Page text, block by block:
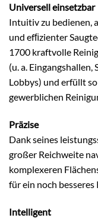
Universell einsetzbar
Intuitiv zu bedienen,
und efﬁzienter
1700 kraftvolle
(u. a.
Lobbys) und erfüllt
gewerblichen
Präzise
Dank seines
großer Reichweite
komplexeren
für ein noch
Intelligent